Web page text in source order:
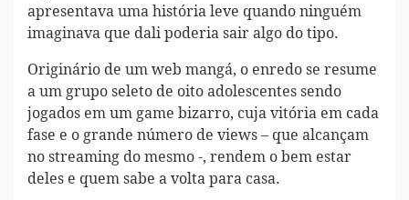
apresentava uma história leve quando ninguém
imaginava que dali poderia sair algo do tipo.
Originário de um web mangá, o enredo se resume
a um grupo seleto de oito adolescentes sendo
jogados em um game bizarro, cuja vitória em cada
fase e o grande número de views – que alcançam
no streaming do mesmo -, rendem o bem estar
deles e quem sabe a volta para casa.